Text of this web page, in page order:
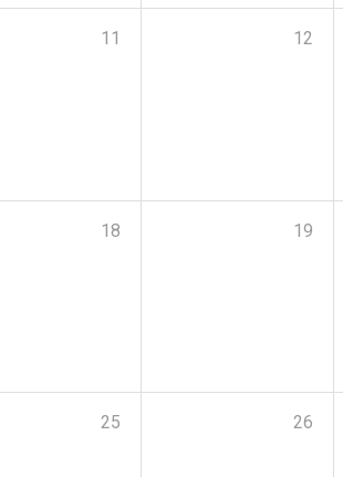
11 12
18 19
25 26